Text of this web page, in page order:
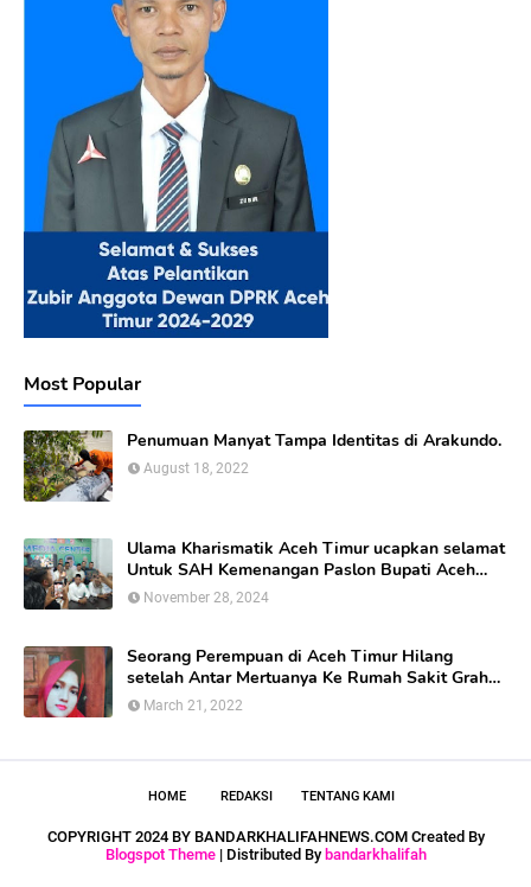
Most Popular
Penumuan Manyat Tampa Identitas di Arakundo.
August 18, 2022
Ulama Kharismatik Aceh Timur ucapkan selamat
Untuk SAH Kemenangan Paslon Bupati Aceh
Timur calon nomor Urut 01
November 28, 2024
Seorang Perempuan di Aceh Timur Hilang
setelah Antar Mertuanya Ke Rumah Sakit Graha
Bunda Di kabupaten Aceh Timur.
March 21, 2022
HOME REDAKSI TENTANG KAMI
COPYRIGHT 2024 BY BANDARKHALIFAHNEWS.COM Created By
Blogspot Theme| Distributed By bandarkhalifah